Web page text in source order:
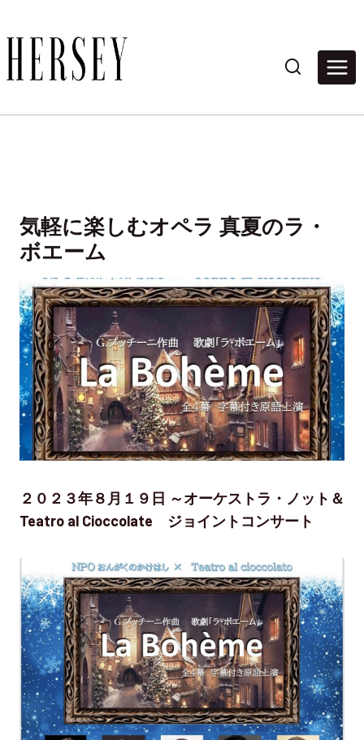
容
を
ス
気軽に楽しむオペラ 真夏のラ・
ボエーム
２０２３年８月１９日 ～オーケストラ・ノット＆
Teatro al Cioccolate ジョイントコンサート